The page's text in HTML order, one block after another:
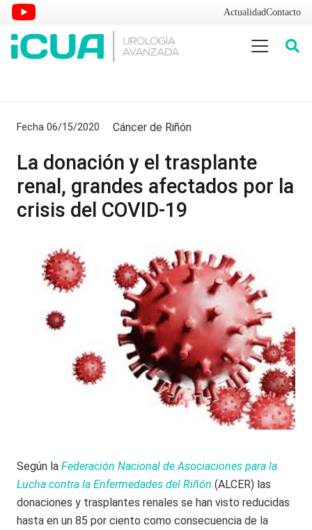
ActualidadContacto
Fecha 06/15/2020 Cáncer de Riñón
La donación y el trasplante
renal, grandes afectados por la
crisis del COVID-19
Según la Federación Nacional de Asociaciones para la
Lucha contra la Enfermedades del Riñón (ALCER) las
donaciones y trasplantes renales se han visto reducidas
hasta en un 85 por ciento como consecuencia de la